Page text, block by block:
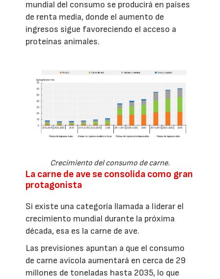
mundial del consumo se producirá en países
de renta media, donde el aumento de
ingresos sigue favoreciendo el acceso a
proteínas animales.
Crecimiento del consumo de carne.
La carne de ave se consolida como gran
protagonista
Si existe una categoría llamada a liderar el
crecimiento mundial durante la próxima
década, esa es la carne de ave.
Las previsiones apuntan a que el consumo
de carne avícola aumentará en cerca de 29
millones de toneladas hasta 2035, lo que